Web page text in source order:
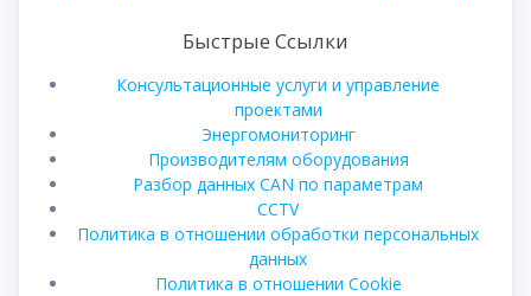
Быстрые Ссылки
Консультационные услуги и управление
проектами
Энергомониторинг
Производителям оборудования
Разбор данных CAN по параметрам
CCTV
Политика в отношении обработки персональных
данных
Политика в отношении Cookie